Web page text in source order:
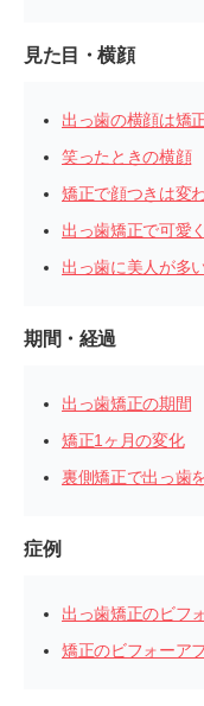
見た目・横顔
出っ歯の横顔は矯
笑ったときの横顔
矯正で顔つきは変
出っ歯矯正で可愛
出っ歯に美人が多
期間・経過
出っ歯矯正の期間
矯正1ヶ月の変化
裏側矯正で出っ歯
症例
出っ歯矯正のビフ
矯正のビフォーア